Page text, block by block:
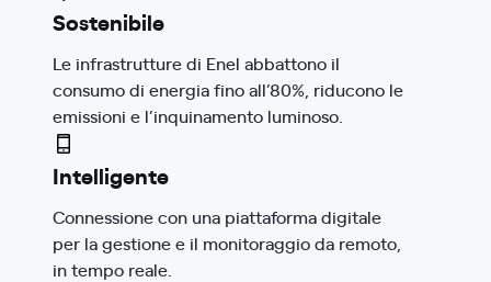
Sostenibile
Le infrastrutture di Enel abbattono il
consumo di energia fino all’80%, riducono le
emissioni e l’inquinamento luminoso.
Intelligente
Connessione con una piattaforma digitale
per la gestione e il monitoraggio da remoto,
in tempo reale.